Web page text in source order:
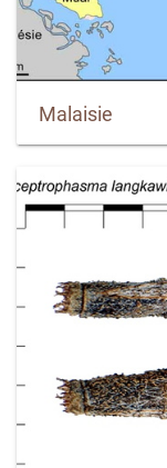
Malaisie